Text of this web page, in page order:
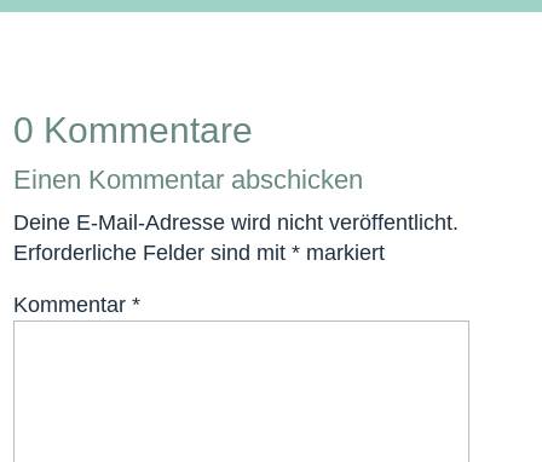
0 Kommentare
Einen Kommentar abschicken
Deine E-Mail-Adresse wird nicht veröffentlicht.
Erforderliche Felder sind mit* markiert
Kommentar*